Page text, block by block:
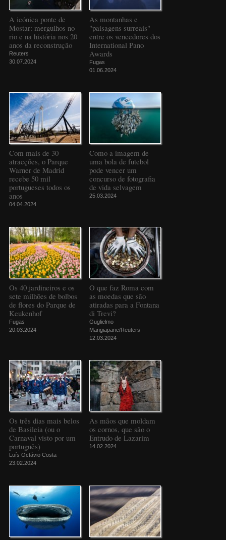
A icónica ponte de
Mostar: mergulhos no
rio e na história nos 20
anos da reconstrução
Reuters
30.07.2024
As montanhas e
"paisagens surreais"
entre os vencedores dos
International Pano
Awards
Fugas
01.06.2024
Com mais de 30
atracções, o Parque
Warner de Madrid
recebe 50 mil
portugueses todos os
anos
04.04.2024
Como a imagem de
uma bola de futebol
pode vencer um
concurso de fotografia
de vida selvagem
25.03.2024
Os 40 jardineiros e os
sete milhões de bolbos
de flores do Parque de
Keukenhof
Fugas
20.03.2024
O que faz Roma com
as moedas que são
atiradas para a Fontana
di Trevi?
Guglielmo
Mangiapane/Reuters
12.03.2024
Os três dias mais belos
de Basileia (ou o
Carnaval visto por um
português)
Luís Octávio Costa
23.02.2024
As mãos que moldam
os cornos, que são o
Entrudo de Lazarim
14.02.2024